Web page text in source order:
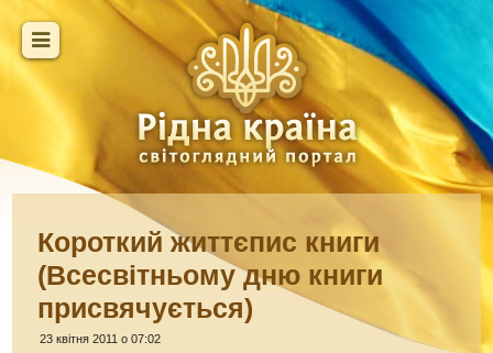
Короткий життєпис книги
(Всесвітньому дню книги
присвячується)
23 квітня 2011 о 07:02